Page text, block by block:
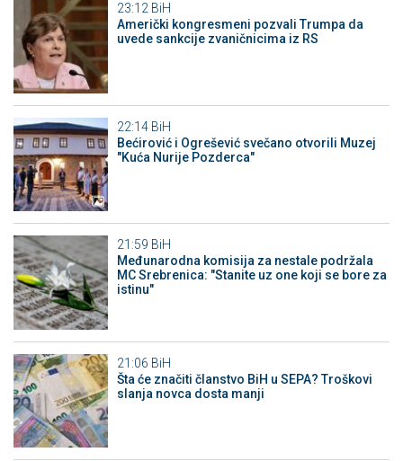
23:12 BiH
Američki kongresmeni pozvali Trumpa da
uvede sankcije zvaničnicima iz RS
22:14 BiH
Bećirović i Ogrešević svečano otvorili Muzej
"Kuća Nurije Pozderca"
21:59 BiH
Međunarodna komisija za nestale podržala
MC Srebrenica: "Stanite uz one koji se bore za
istinu"
21:06 BiH
Šta će značiti članstvo BiH u SEPA? Troškovi
slanja novca dosta manji